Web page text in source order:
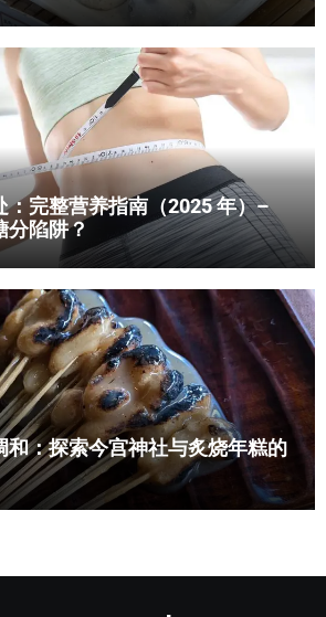
：完整营养指南（2025 年）–
分陷阱？
和：探索今宫神社与炙烧年糕的